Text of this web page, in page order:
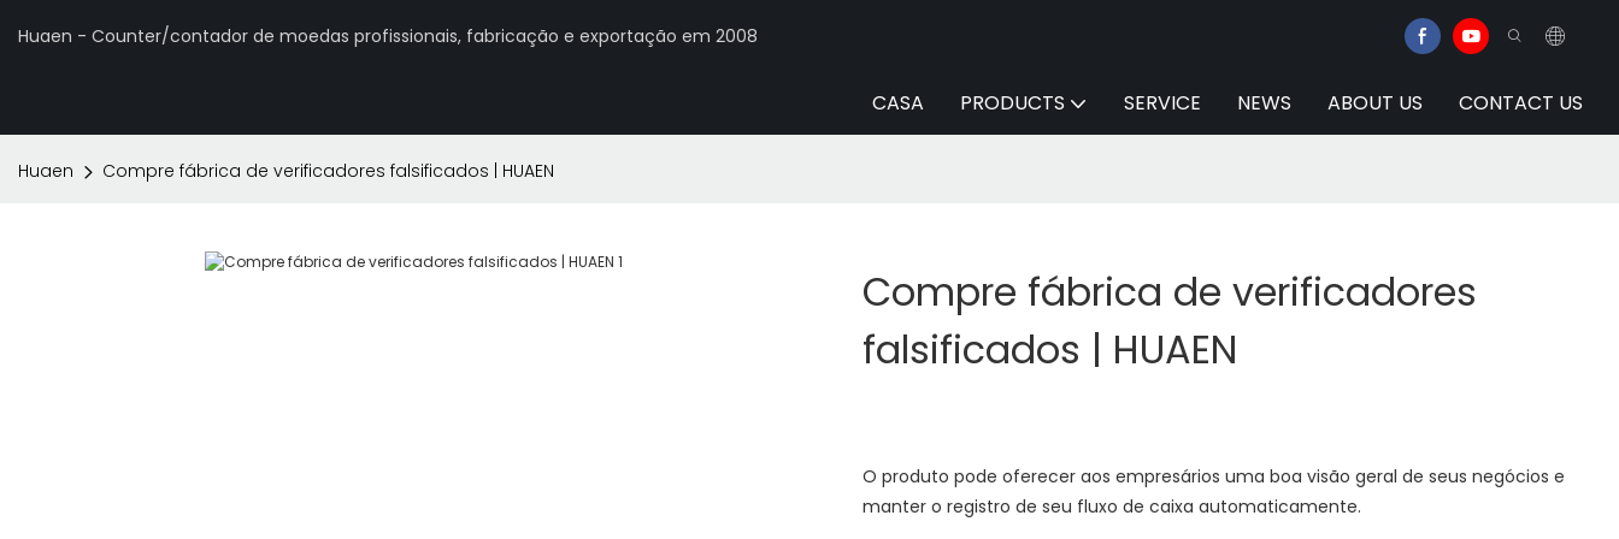
Huaen - Counter/contador de moedas profissionais, fabricação e exportação em 2008
CASA PRODUCTS SERVICE NEWS ABOUT US CONTACT US
Huaen Compre fábrica de verificadores falsificados | HUAEN
Compre fábrica de verificadores
falsificados | HUAEN
O produto pode oferecer aos empresários uma boa visão geral de seus negócios e
manter o registro de seu fluxo de caixa automaticamente.